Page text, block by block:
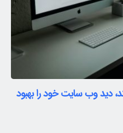
دید وب سایت خود را بهبود